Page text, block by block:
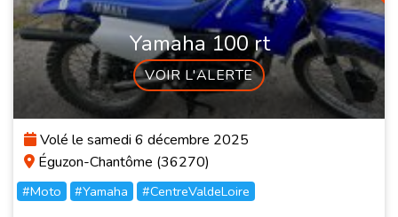
Yamaha 100 rt
VOIR L'ALERTE
Volé le samedi 6 décembre 2025
Éguzon-Chantôme (36270)
#Moto #Yamaha #CentreValdeLoire